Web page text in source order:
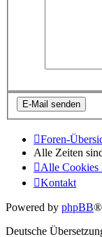
Foren-
Alle Zeiten
Alle Cookies
Kontakt
Powered by phpBB®
Deutsche